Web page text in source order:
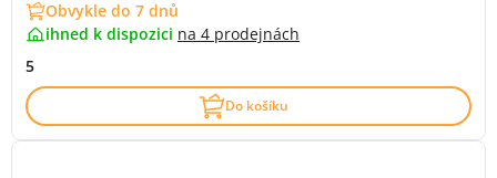
Obvykle do 7 dnů
ihned k dispozici na 4 prodejnách
5
Do košíku